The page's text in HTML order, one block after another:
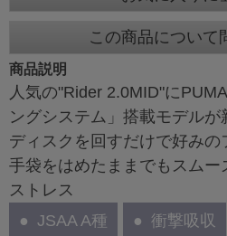
この商品について
商品説明
人気の"Rider 2.0MID"に
ングシステム」搭載モデルが
ディスクを回すだけで好み
手袋をはめたままでもスムー
ストレス
JSAA A種
衝撃吸収